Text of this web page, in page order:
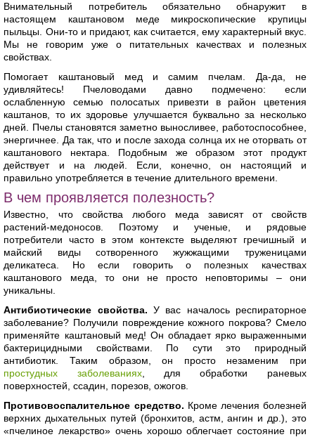
Внимательный потребитель обязательно обнаружит в
настоящем каштановом меде микроскопические крупицы
пыльцы. Они-то и придают, как считается, ему характерный вкус.
Мы не говорим уже о питательных качествах и полезных
свойствах.
Помогает каштановый мед и самим пчелам. Да-да, не
удивляйтесь! Пчеловодами давно подмечено: если
ослабленную семью полосатых привезти в район цветения
каштанов, то их здоровье улучшается буквально за несколько
дней. Пчелы становятся заметно выносливее, работоспособнее,
энергичнее. Да так, что и после захода солнца их не оторвать от
каштанового нектара. Подобным же образом этот продукт
действует и на людей. Если, конечно, он настоящий и
правильно употребляется в течение длительного времени.
В чем проявляется полезность?
Известно, что свойства любого меда зависят от свойств
растений-медоносов. Поэтому и ученые, и рядовые
потребители часто в этом контексте выделяют гречишный и
майский виды сотворенного жужжащими труженицами
деликатеса. Но если говорить о полезных качествах
каштанового меда, то они не просто неповторимы – они
уникальны.
Антибиотические свойства. У вас началось респираторное
заболевание? Получили повреждение кожного покрова? Смело
применяйте каштановый мед! Он обладает ярко выраженными
бактерицидными свойствами. По сути это природный
антибиотик. Таким образом, он просто незаменим при
простудных заболеваниях, для обработки раневых
поверхностей, ссадин, порезов, ожогов.
Противовоспалительное средство. Кроме лечения болезней
верхних дыхательных путей (бронхитов, астм, ангин и др.), это
«пчелиное лекарство» очень хорошо облегчает состояние при